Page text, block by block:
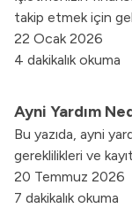
takip etmek için
hazırlandığını ve
22 Ocak 2026
4 dakikalık okuma
Ayni Yardım
Türleri
Bu yazıda, ayni
gereklilikleri ve
bilgiler bulabilirsiniz.
20 Temmuz 2026
7 dakikalık okuma